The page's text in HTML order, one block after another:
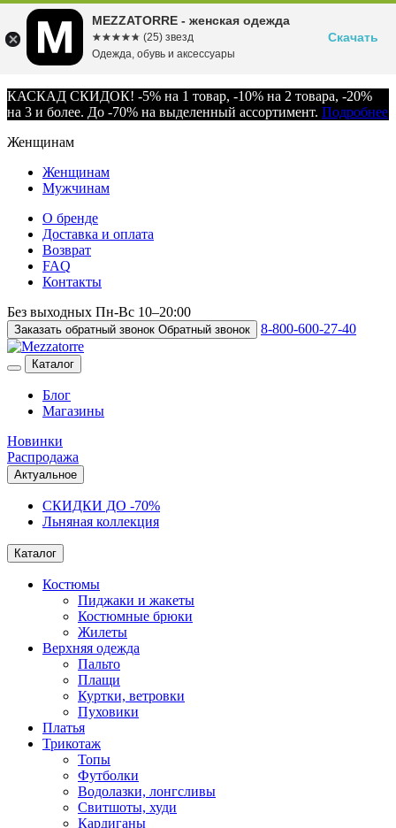
КАСКАД СКИДОК! -5% на 1 товар, -10% на 2 товара, -20%
на 3 и более. До -70% на выделенный ассортимент. Подробнее
Женщинам
Женщинам
Мужчинам
О бренде
Доставка и оплата
Возврат
FAQ
Контакты
Без выходных Пн-Вс 10–20:00
Заказать обратный звонок Обратный звонок 8-800-600-27-40
Каталог
Блог
Магазины
Новинки
Распродажа
Актуальное
СКИДКИ ДО -70%
Льняная коллекция
Каталог
Костюмы
Пиджаки и жакеты
Костюмные брюки
Жилеты
Верхняя одежда
Пальто
Плащи
Куртки, ветровки
Пуховики
Платья
Трикотаж
Топы
Футболки
Водолазки, лонгсливы
Свитшоты, худи
Кардиганы
MEZZATORRE - женская одежда
☆☆☆☆☆
★★★★★ (25) звезд
Одежда, обувь и аксессуары
Скачать